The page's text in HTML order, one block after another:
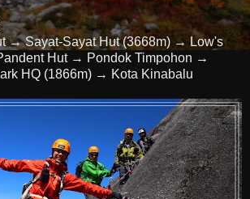
→ Sayat-Sayat Hut (3668m) → Low's
Hut → Pondok Timpohon →
HQ (1866m) → Kota Kinabalu